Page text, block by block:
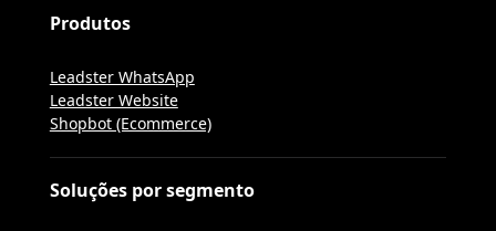
Produtos
Leadster WhatsApp
Leadster Website
Shopbot (Ecommerce)
Soluções por segmento